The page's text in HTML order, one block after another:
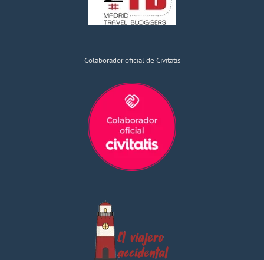
Colaborador oficial de Civitatis